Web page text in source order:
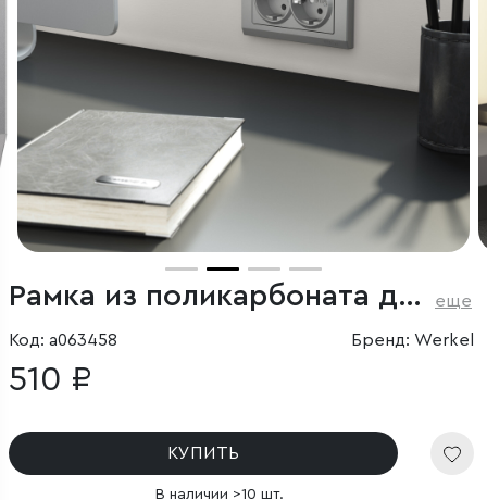
Рамка из поликарбоната для двойной розетки Stark серебряный матовый еще
Код: a063458 Бренд: Werkel
510 ₽
КУПИТЬ
В наличии >10 шт.